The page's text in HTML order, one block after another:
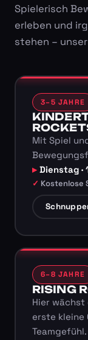
Spielerisch
erleben und
stehen –
3–5 JAHRE
Mit Spiel
Dienstag ·
Kostenlose
6–8 JAHRE
RISING
Hier wächst
erste kleine
Teamgefühl.